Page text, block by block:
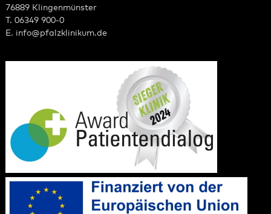
76889 Klingenmünster
T. 06349 900-0
E. info@pfalzklinikum.de